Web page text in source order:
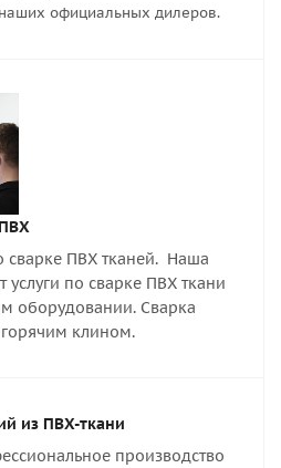
официальных дилеров.
сварке ПВХ тканей. Наша
услуги по сварке ПВХ ткани
оборудовании. Сварка
клином.
из ПВХ-ткани
производство